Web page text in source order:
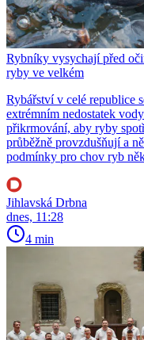
Rybníky vysychají před
ryby ve velkém
Rybářství v celé republice
extrémním nedostatek
přikrmování, aby ryby
průběžně provzdušňují a
podmínky pro chov ryb
Jihlavská Drbna
dnes, 11:28
4 min